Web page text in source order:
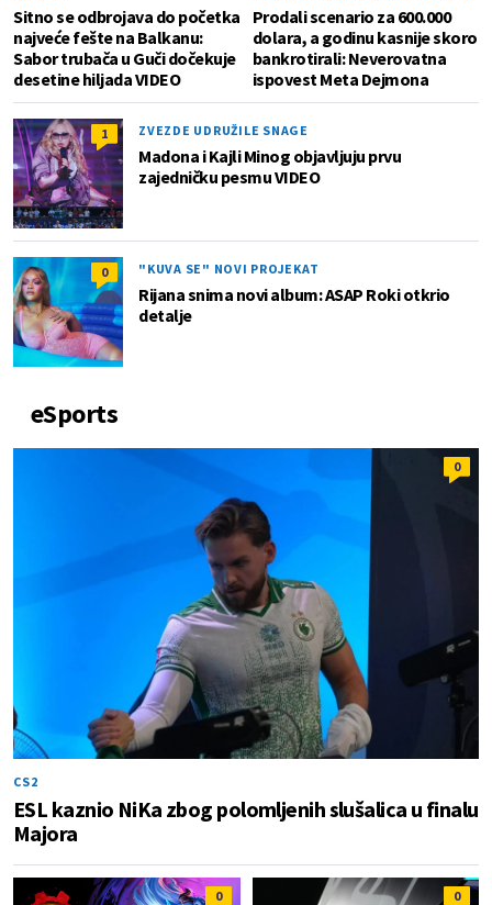
Sitno se odbrojava do početka
najveće fešte na Balkanu:
Sabor trubača u Guči dočekuje
desetine hiljada VIDEO
Prodali scenario za 600.000
dolara, a godinu kasnije skoro
bankrotirali: Neverovatna
ispovest Meta Dejmona
1 ZVEZDE UDRUŽILE SNAGE
Madona i Kajli Minog objavljuju prvu
zajedničku pesmu VIDEO
0 "KUVA SE" NOVI PROJEKAT
Rijana snima novi album: ASAP Roki otkrio
detalje
eSports
0
CS2
ESL kaznio NiKa zbog polomljenih slušalica u finalu
Majora
0 0